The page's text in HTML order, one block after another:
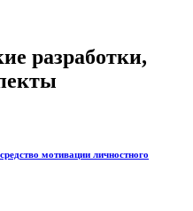
разработки,
мотивации личностного